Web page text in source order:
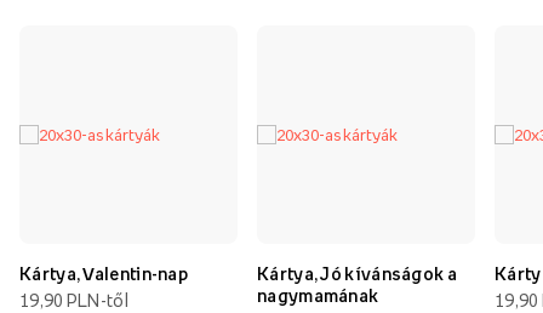
Kártya, Valentin-nap
19,90 PLN-től
Kártya, Jó kívánságok a
nagymamának